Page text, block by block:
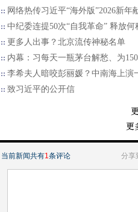
网络热传习近平“海外版”2026新年
中纪委连提50次“自我革命” 释放何
更多人出事？北京流传神秘名单
内幕：习每天一瓶茅台解愁、为
李希夫人暗咬彭丽媛？中南海上演
致习近平的公开信
当前新闻共有1条评论 分享